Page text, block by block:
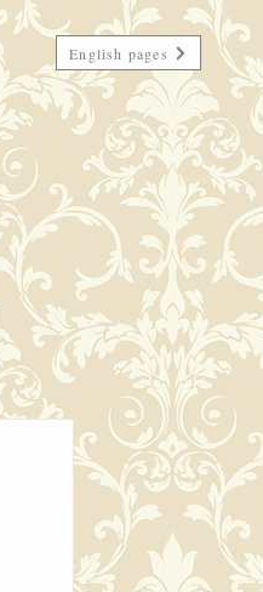
English pages